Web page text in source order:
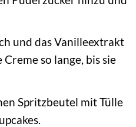
und das Vanilleextrakt
so lange, bis sie
Spritzbeutel mit Tülle